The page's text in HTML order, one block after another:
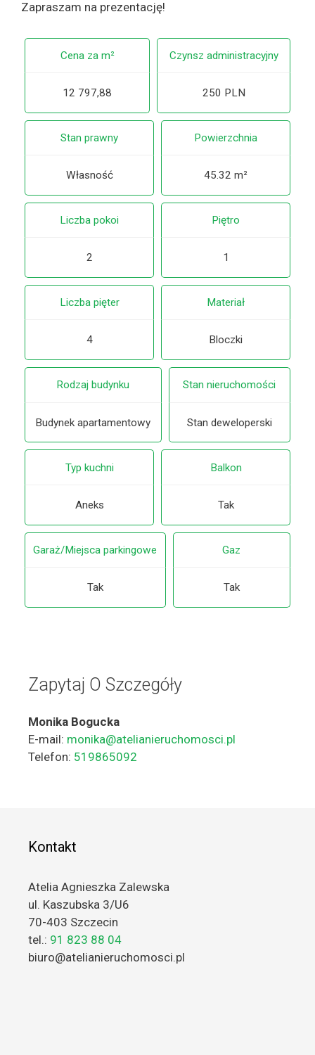
Zapraszam na prezentację!
Cena za m²
12 797,88
Czynsz administracyjny
250 PLN
Stan prawny
Własność
Powierzchnia
45.32 m²
Liczba pokoi
2
Piętro
1
Liczba pięter
4
Materiał
Bloczki
Rodzaj budynku
Budynek apartamentowy
Stan nieruchomości
Stan deweloperski
Typ kuchni
Aneks
Balkon
Tak
Garaż/Miejsca parkingowe
Tak
Gaz
Tak
Zapytaj O Szczegóły
Monika Bogucka
E-mail: monika@atelianieruchomosci.pl
Telefon: 519865092
Kontakt
Atelia Agnieszka Zalewska
ul. Kaszubska 3/U6
70-403 Szczecin
tel.: 91 823 88 04
biuro@atelianieruchomosci.pl